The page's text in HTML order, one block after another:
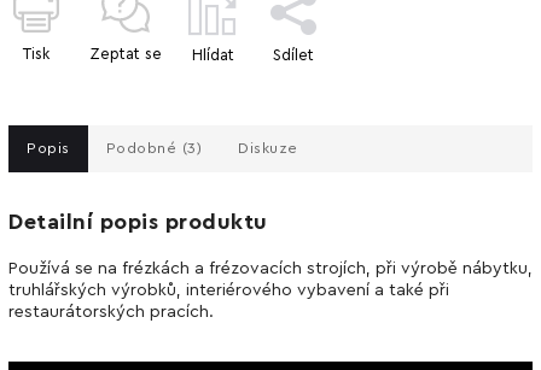
Tisk Zeptat se Hlídat Sdílet
Popis Podobné (3) Diskuze
Detailní popis produktu
Používá se na frézkách a frézovacích strojích, při výrobě nábytku,
truhlářských výrobků, interiérového vybavení a také při
restaurátorských pracích.